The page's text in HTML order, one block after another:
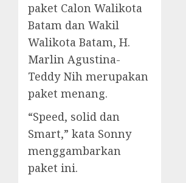
paket Calon Walikota
Batam dan Wakil
Walikota Batam, H.
Marlin Agustina-
Teddy Nih merupakan
paket menang.
“Speed, solid dan
Smart,” kata Sonny
menggambarkan
paket ini.